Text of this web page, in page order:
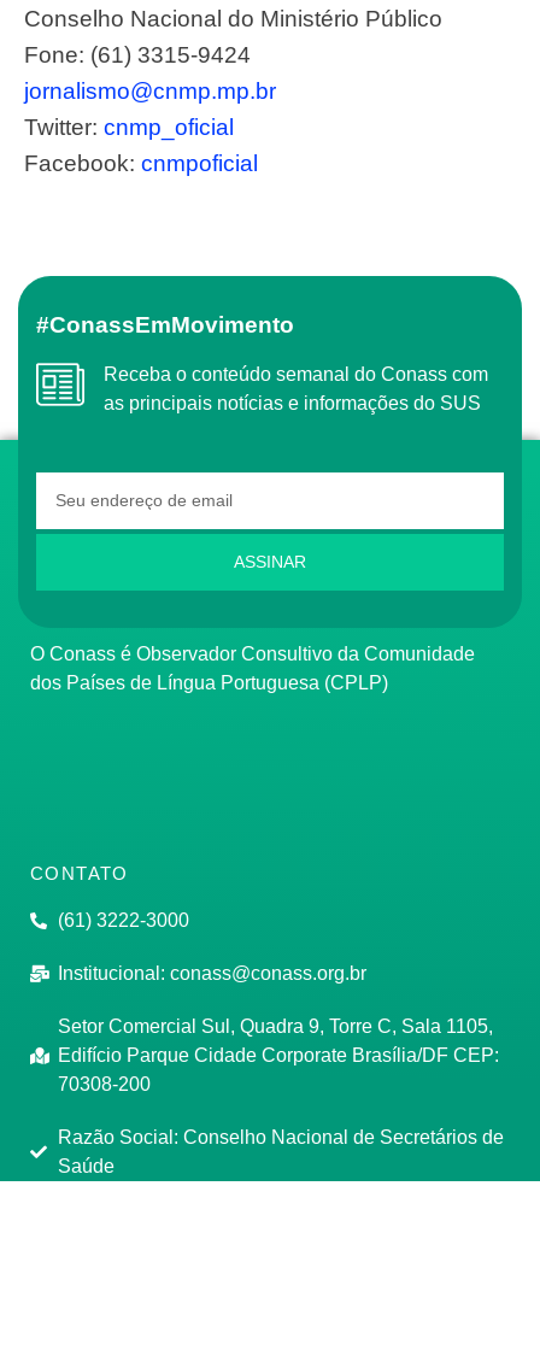
Conselho Nacional do Ministério Público
Fone: (61) 3315-9424
jornalismo@cnmp.mp.br
Twitter: cnmp_oficial
Facebook: cnmpoficial
#ConassEmMovimento
Receba o conteúdo semanal do Conass com
as principais notícias e informações do SUS
ASSINAR
O Conass é Observador Consultivo da Comunidade
dos Países de Língua Portuguesa (CPLP)
CONTATO
(61) 3222-3000
Institucional: conass@conass.org.br
Setor Comercial Sul, Quadra 9, Torre C, Sala 1105,
Edifício Parque Cidade Corporate Brasília/DF CEP:
70308-200
Razão Social: Conselho Nacional de Secretários de
Saúde